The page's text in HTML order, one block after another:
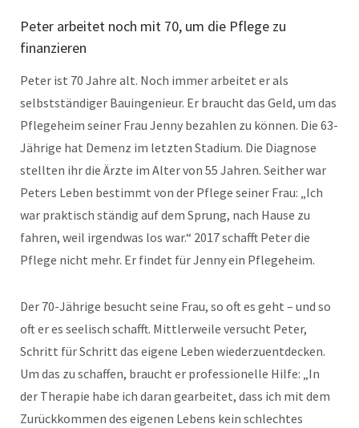
Peter arbeitet noch mit 70, um die Pflege zu
finanzieren
Peter ist 70 Jahre alt. Noch immer arbeitet er als
selbstständiger Bauingenieur. Er braucht das Geld, um das
Pflegeheim seiner Frau Jenny bezahlen zu können. Die 63-
Jährige hat Demenz im letzten Stadium. Die Diagnose
stellten ihr die Ärzte im Alter von 55 Jahren. Seither war
Peters Leben bestimmt von der Pflege seiner Frau: „Ich
war praktisch ständig auf dem Sprung, nach Hause zu
fahren, weil irgendwas los war.“ 2017 schafft Peter die
Pflege nicht mehr. Er findet für Jenny ein Pflegeheim.
Der 70-Jährige besucht seine Frau, so oft es geht – und so
oft er es seelisch schafft. Mittlerweile versucht Peter,
Schritt für Schritt das eigene Leben wiederzuentdecken.
Um das zu schaffen, braucht er professionelle Hilfe: „In
der Therapie habe ich daran gearbeitet, dass ich mit dem
Zurückkommen des eigenen Lebens kein schlechtes